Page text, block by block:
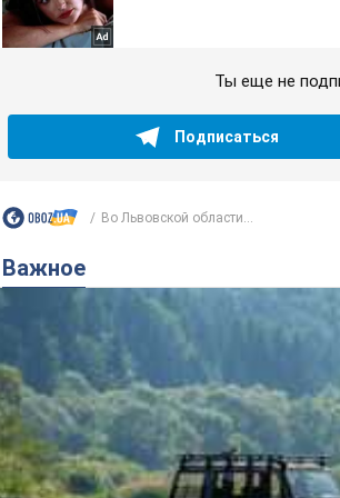
Ты еще не
Подписаться
Во Львовской области...
Важное